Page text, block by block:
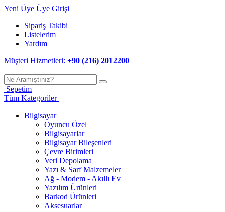
Yeni Üye Üye Girişi
Sipariş Takibi
Listelerim
Yardım
Müşteri Hizmetleri: +90 (216) 2012200
Sepetim
Tüm Kategoriler
Bilgisayar
Oyuncu Özel
Bilgisayarlar
Bilgisayar Bileşenleri
Çevre Birimleri
Veri Depolama
Yazı & Sarf Malzemeler
Ağ - Modem - Akıllı Ev
Yazılım Ürünleri
Barkod Ürünleri
Aksesuarlar